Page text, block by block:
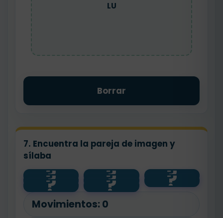
LU
Borrar
7. Encuentra la pareja de imagen y
sílaba
?
LI ?
LU ?
LE
? ?
LA ?
? ?
Movimientos: 0